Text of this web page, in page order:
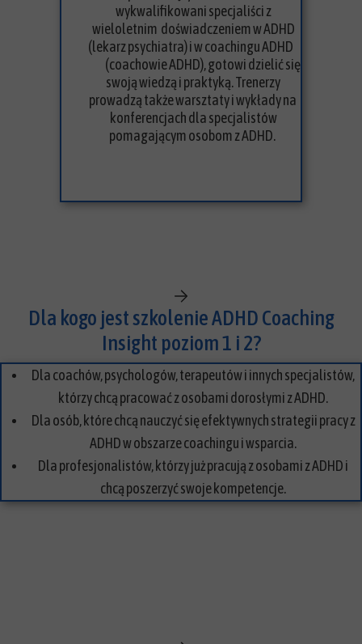
Dla kogo jest szkolenie ADHD Coaching
Insight poziom 1 i 2?
Dla coachów, psychologów, terapeutów i innych specjalistów,
którzy chcą pracować z osobami dorosłymi z ADHD.
Dla osób, które chcą nauczyć się efektywnych strategii pracy z
ADHD w obszarze coachingu i wsparcia.
Dla profesjonalistów, którzy już pracują z osobami z ADHD i
chcą poszerzyć swoje kompetencje.
wykwalifikowani specjaliści z
wieloletnim doświadczeniem w ADHD
(lekarz psychiatra) i w coachingu ADHD
(coachowie ADHD), gotowi dzielić się
swoją wiedzą i praktyką. Trenerzy
prowadzą także warsztaty i wykłady na
konferencjach dla specjalistów
pomagającym osobom z ADHD.